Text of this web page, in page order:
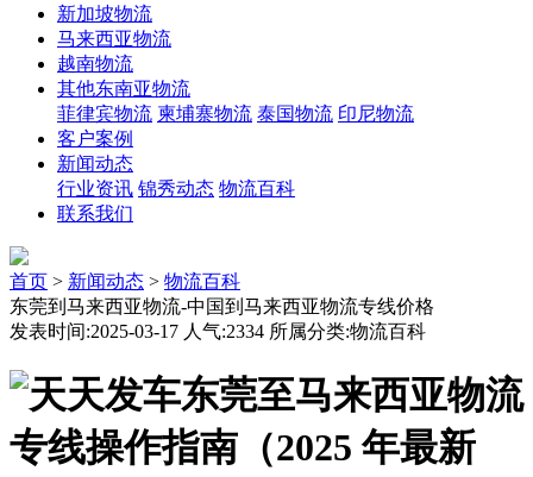
新加坡物流
马来西亚物流
越南物流
其他东南亚物流
菲律宾物流 柬埔寨物流 泰国物流 印尼物流
客户案例
新闻动态
行业资讯 锦秀动态 物流百科
联系我们
首页 > 新闻动态 > 物流百科
东莞到马来西亚物流-中国到马来西亚物流专线价格
发表时间:2025-03-17 人气:2334 所属分类:物流百科
东莞至马来西亚物流
专线操作指南（2025 年最新